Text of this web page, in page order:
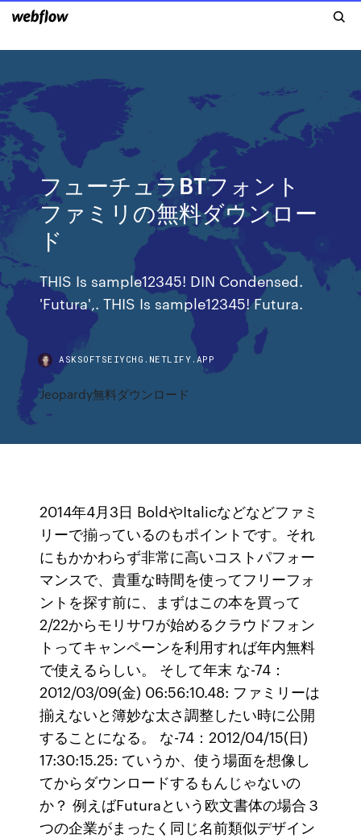
フューチュラBTフォント
ファミリの無料ダウンロー
ド
THIS Is sample12345! DIN Condensed.
'Futura',. THIS Is sample12345! Futura.
ASKSOFTSEIYCHG.NETLIFY.APP
Jeopardy無料ダウンロード
2014年4月3日 BoldやItalicなどなどファミ
リーで揃っているのもポイントです。それ
にもかかわらず非常に高いコストパフォー
マンスで、貴重な時間を使ってフリーフォ
ントを探す前に、まずはこの本を買って
2/22からモリサワが始めるクラウドフォン
トってキャンペーンを利用すれば年内無料
で使えるらしい。 そして年末 な-74：
2012/03/09(金) 06:56:10.48: ファミリーは
揃えないと簿妙な太さ調整したい時に公開
することになる。 な-74：2012/04/15(日)
17:30:15.25: ていうか、使う場面を想像し
てからダウンロードするもんじゃないの
か？ 例えばFuturaという欧文書体の場合３
つの企業がまったく同じ名前類似デザイン